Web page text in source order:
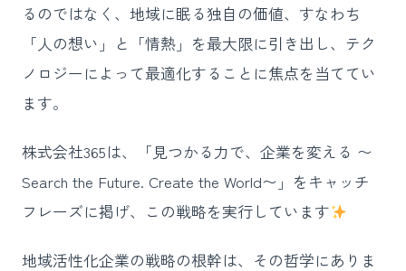
るのではなく、地域に眠る独自の価値、すなわち
「人の想い」と「情熱」を最大限に引き出し、テク
ノロジーによって最適化することに焦点を当ててい
ます。
株式会社365は、「見つかる力で、企業を変える 〜
Search the Future. Create the World〜」をキャッチ
フレーズに掲げ、この戦略を実行しています
地域活性化企業の戦略の根幹は、その哲学にありま